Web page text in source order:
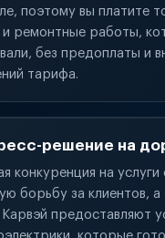
поэтому вы платите
и ремонтные работы,
без предоплаты и
тарифа.
решение на
конкуренция на услуги
борьбу за клиентов, а
предоставляют